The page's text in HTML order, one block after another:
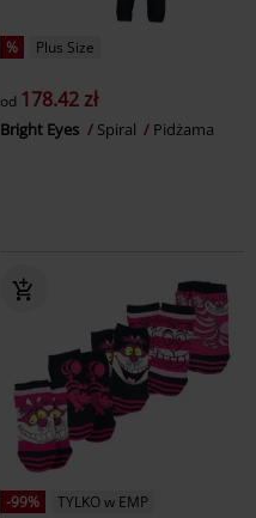
% Plus Size
od 178.42 zł
Bright Eyes Spiral Pidżama
-99%
TYLKO w EMP